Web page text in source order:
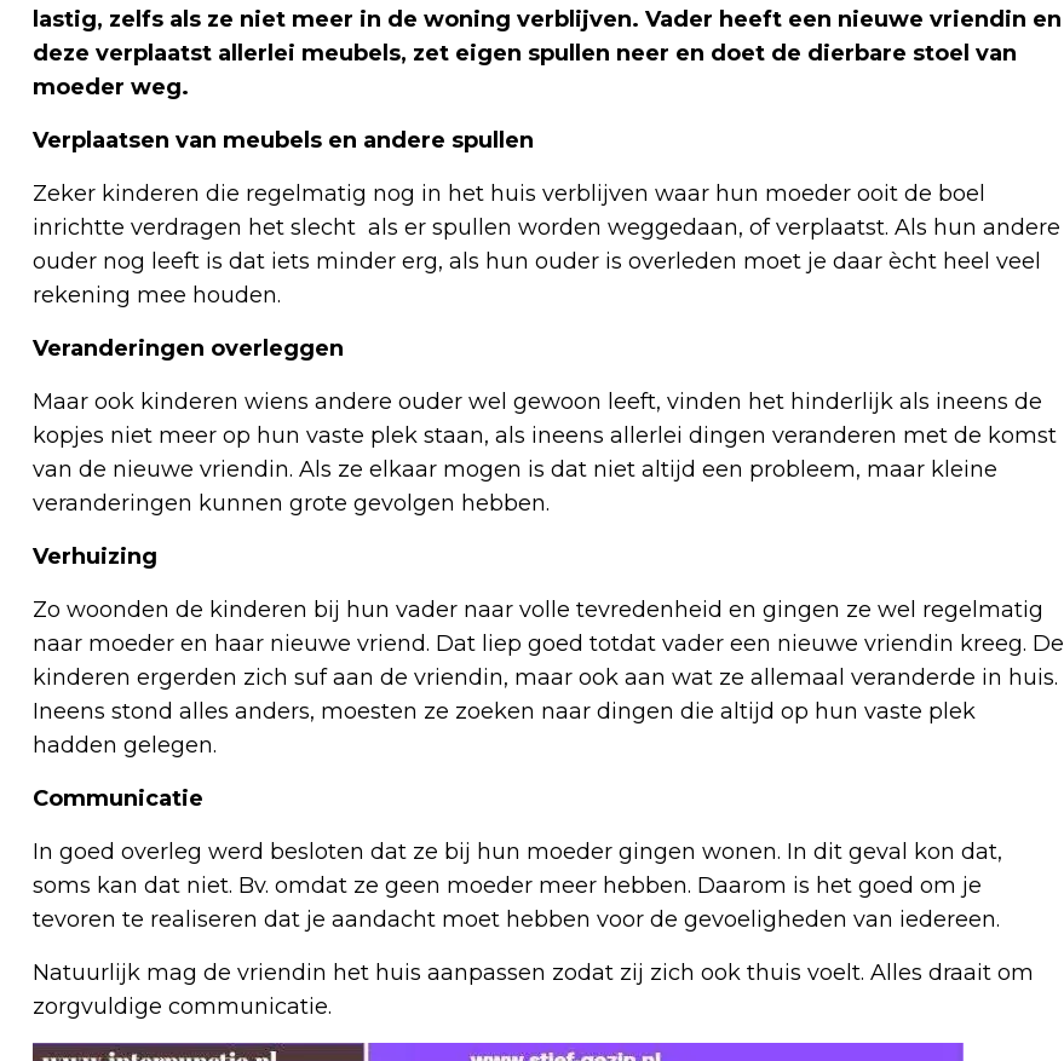
lastig, zelfs als ze niet meer in de woning verblijven. Vader heeft een nieuwe vriendin en
deze verplaatst allerlei meubels, zet eigen spullen neer en doet de dierbare stoel van
moeder weg.
Verplaatsen van meubels en andere spullen
Zeker kinderen die regelmatig nog in het huis verblijven waar hun moeder ooit de boel
inrichtte verdragen het slecht als er spullen worden weggedaan, of verplaatst. Als hun andere
ouder nog leeft is dat iets minder erg, als hun ouder is overleden moet je daar ècht heel veel
rekening mee houden.
Veranderingen overleggen
Maar ook kinderen wiens andere ouder wel gewoon leeft, vinden het hinderlijk als ineens de
kopjes niet meer op hun vaste plek staan, als ineens allerlei dingen veranderen met de komst
van de nieuwe vriendin. Als ze elkaar mogen is dat niet altijd een probleem, maar kleine
veranderingen kunnen grote gevolgen hebben.
Verhuizing
Zo woonden de kinderen bij hun vader naar volle tevredenheid en gingen ze wel regelmatig
naar moeder en haar nieuwe vriend. Dat liep goed totdat vader een nieuwe vriendin kreeg. De
kinderen ergerden zich suf aan de vriendin, maar ook aan wat ze allemaal veranderde in huis.
Ineens stond alles anders, moesten ze zoeken naar dingen die altijd op hun vaste plek
hadden gelegen.
Communicatie
In goed overleg werd besloten dat ze bij hun moeder gingen wonen. In dit geval kon dat,
soms kan dat niet. Bv. omdat ze geen moeder meer hebben. Daarom is het goed om je
tevoren te realiseren dat je aandacht moet hebben voor de gevoeligheden van iedereen.
Natuurlijk mag de vriendin het huis aanpassen zodat zij zich ook thuis voelt. Alles draait om
zorgvuldige communicatie.